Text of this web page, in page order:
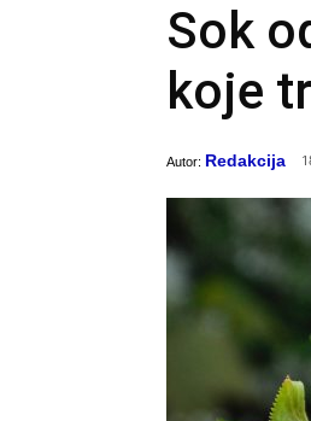
Sok
koje
Autor: Redakcija